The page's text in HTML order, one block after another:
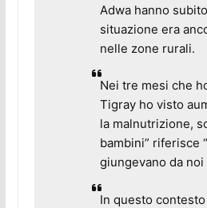
Adwa hanno
situazione era
nelle zone rurali.
Nei tre mesi che
Tigray ho visto
la malnutrizione,
bambini” riferisce
giungevano da
In questo